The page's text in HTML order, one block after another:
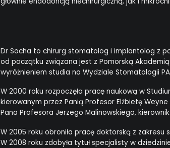
Dr Socha to chirurg stomatolog i implantolog z
od początku związana jest z Pomorską
wyróżnieniem studia na Wydziale Stomatologii
W 2000 roku rozpoczęła pracę naukową w
kierowanym przez Panią Profesor Elżbietę
Pana Profesora Jerzego Malinowskiego,
W 2005 roku obroniła pracę doktorską z
W 2008 roku zdobyła tytuł specjalisty w